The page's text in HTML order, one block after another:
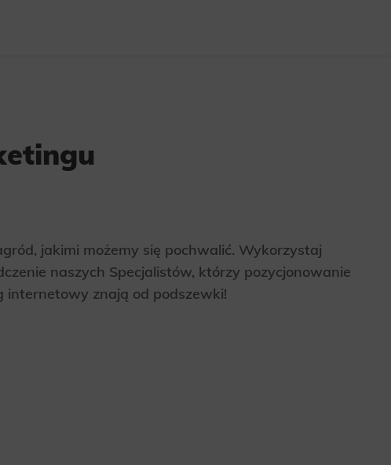
jakimi możemy się pochwalić. Wykorzystaj
naszych Specjalistów, którzy pozycjonowanie
internetowy znają od podszewki!